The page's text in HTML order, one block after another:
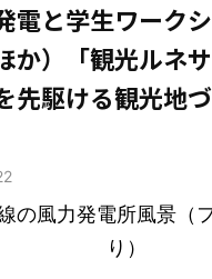
電と学生ワーク
か）「観光ルネ
先駆ける観光地
の風力発電所風景（
り）